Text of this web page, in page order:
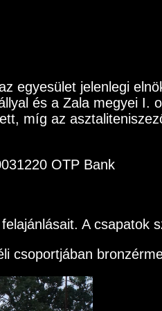
egyesület jelenlegi
és a Zala megyei I.
míg az
OTP Bank
A csapatok
csoportjában